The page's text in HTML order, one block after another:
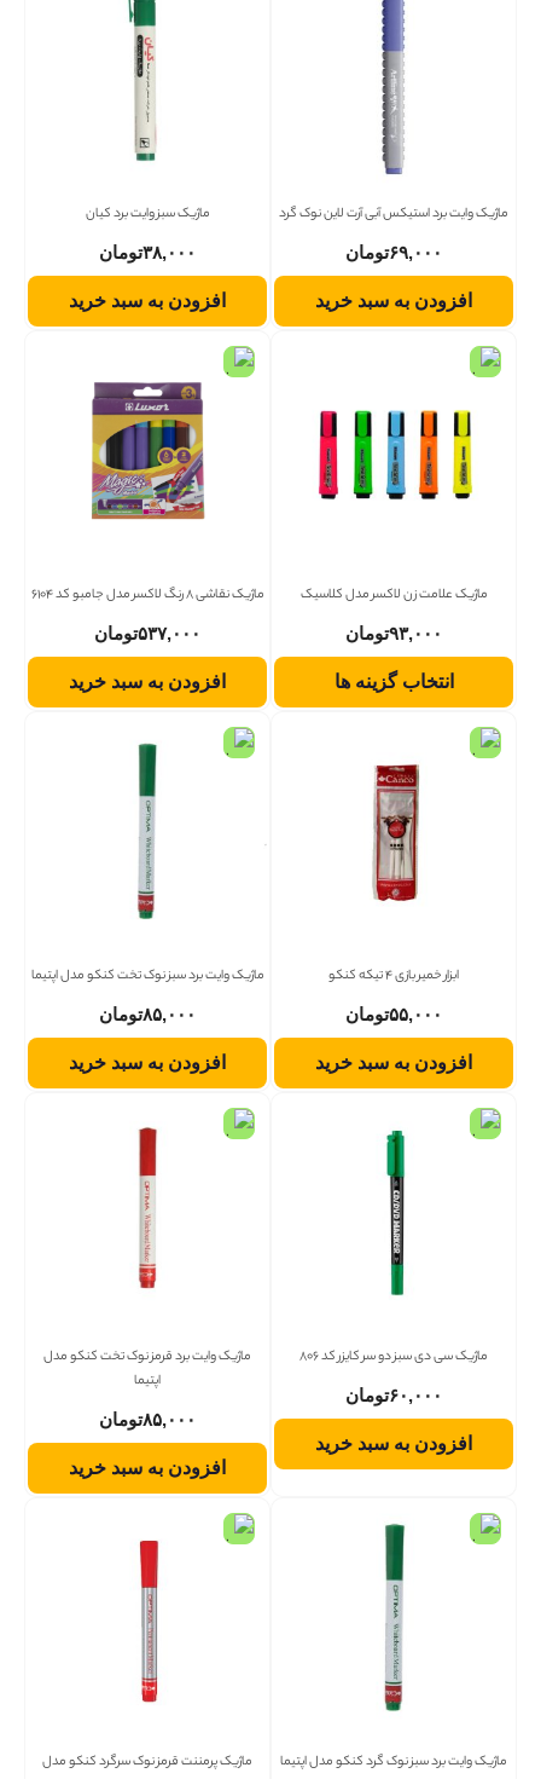
ماژیک وایت برد استیکس آبی آرت لاین نوک گرد
۶۹,۰۰۰تومان
افزودن به سبد خرید
ماژیک سبز وایت برد کیان
۳۸,۰۰۰تومان
افزودن به سبد خرید
ماژیک علامت زن لاکسر مدل کلاسیک
۹۳,۰۰۰تومان
انتخاب گزینه ها
ماژیک نقاشی 8 رنگ لاکسر مدل جامبو کد 6104
۵۳۷,۰۰۰تومان
افزودن به سبد خرید
ابزار خمیر بازی 4 تیکه کنکو
۵۵,۰۰۰تومان
افزودن به سبد خرید
ماژیک وایت برد سبز نوک تخت کنکو مدل اپتیما
۸۵,۰۰۰تومان
افزودن به سبد خرید
ماژیک سی دی سبز دو سر کایزر کد 806
۶۰,۰۰۰تومان
افزودن به سبد خرید
ماژیک وایت برد قرمز نوک تخت کنکو مدل
اپتیما
۸۵,۰۰۰تومان
افزودن به سبد خرید
ماژیک وایت برد سبز نوک گرد کنکو مدل اپتیما
ماژیک پرمننت قرمز نوک سرگرد کنکو مدل